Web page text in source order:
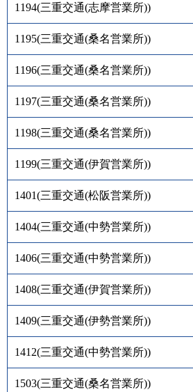
1194(三重交通(志摩営業所))
1195(三重交通(桑名営業所))
1196(三重交通(桑名営業所))
1197(三重交通(桑名営業所))
1198(三重交通(桑名営業所))
1199(三重交通(伊賀営業所))
1401(三重交通(松阪営業所))
1404(三重交通(中勢営業所))
1406(三重交通(中勢営業所))
1408(三重交通(伊賀営業所))
1409(三重交通(伊勢営業所))
1412(三重交通(中勢営業所))
1503(三重交通(桑名営業所))